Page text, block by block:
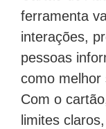
ferramenta
interações,
pessoas
como melhor
Com o
limites